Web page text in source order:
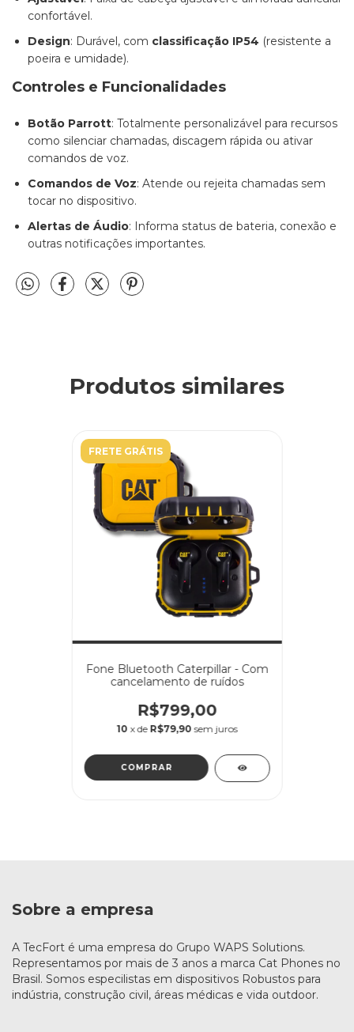
confortável.
Design: Durável, com classificação IP54 (resistente a
poeira e umidade).
Controles e Funcionalidades
Botão Parrott: Totalmente personalizável para recursos
como silenciar chamadas, discagem rápida ou ativar
comandos de voz.
Comandos de Voz: Atende ou rejeita chamadas sem
tocar no dispositivo.
Alertas de Áudio: Informa status de bateria, conexão e
outras notificações importantes.
Produtos similares
FRETE GRÁTIS
Fone Bluetooth Caterpillar - Com
cancelamento de ruídos
R$799,00
10 x de R$79,90 sem juros
Sobre a empresa
A TecFort é uma empresa do Grupo WAPS Solutions.
Representamos por mais de 3 anos a marca Cat Phones no
Brasil. Somos especilistas em dispositivos Robustos para
indústria, construção civil, áreas médicas e vida outdoor.